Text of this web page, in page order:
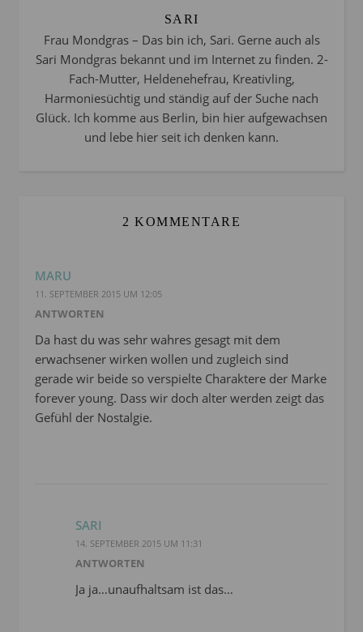
SARI
Frau Mondgras – Das bin ich, Sari. Gerne auch als
Sari Mondgras bekannt und im Internet zu finden. 2-
Fach-Mutter, Heldenehefrau, Kreativling,
Harmoniesüchtig und ständig auf der Suche nach
Glück. Ich komme aus Berlin, bin hier aufgewachsen
und lebe hier seit ich denken kann.
2 KOMMENTARE
MARU
11. SEPTEMBER 2015 UM 12:05
ANTWORTEN
Da hast du was sehr wahres gesagt mit dem
erwachsener wirken wollen und zugleich sind
gerade wir beide so verspielte Charaktere der Marke
forever young. Dass wir doch alter werden zeigt das
Gefühl der Nostalgie.
SARI
14. SEPTEMBER 2015 UM 11:31
ANTWORTEN
Ja ja…unaufhaltsam ist das…